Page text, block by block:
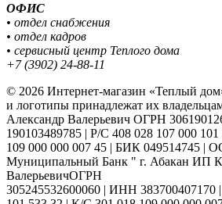
ОФИС
• отдел снабжения
• отдел кадров
• сервисный центр Теплого дома
+7 (3902) 24-88-11
© 2026 Интернет-магазин «Теплый
и логотипы принадлежат их
Александр Валерьевич ОГРН
190103489785 | Р/С 408 028 107 000
109 000 000 007 45 | БИК 049514745 |
Муниципальный Банк " г. Абакан ИП
ВалерьевичОГРН
305245532600060 | ИНН 383700407170